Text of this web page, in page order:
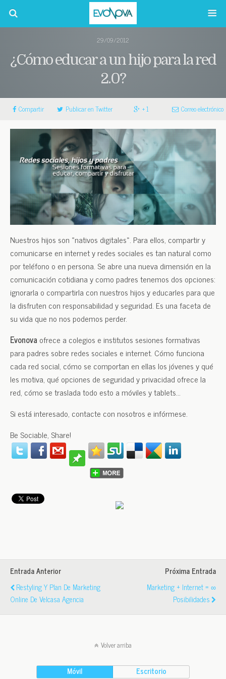
29/09/2012
¿Cómo educar a un hijo para la red
2.0?
Compartir Publicar en Twitter + 1 Correo electrónico
Nuestros hijos son «nativos digitales». Para ellos, compartir y
comunicarse en internet y redes sociales es tan natural como
por teléfono o en persona. Se abre una nueva dimensión en la
comunicación cotidiana y como padres tenemos dos opciones:
ignorarla o compartirla con nuestros hijos y educarles para que
la disfruten con responsabilidad y seguridad. Es una faceta de
su vida que no nos podemos perder.
Evonova ofrece a colegios e institutos sesiones formativas
para padres sobre redes sociales e internet. Cómo funciona
cada red social, cómo se comportan en ellas los jóvenes y qué
les motiva, qué opciones de seguridad y privacidad ofrece la
red, cómo se traslada todo esto a móviles y tablets…
Si está interesado, contacte con nosotros e infórmese.
Be Sociable, Share!
Entrada Anterior
Restyling Y Plan De Marketing
Online De Velcasa Agencia
Próxima Entrada
Marketing + Internet = ∞
Posibilidades
Volver arriba
Móvil Escritorio